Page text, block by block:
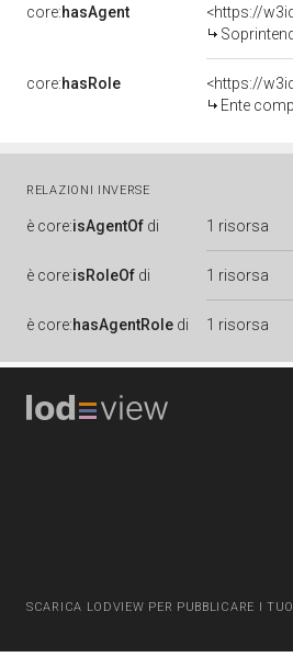
core:hasAgent
<https://
core:hasRole
<https://
Ente
RELAZIONI INVERSE
è core:isAgentOf di 1 risorsa
è core:isRoleOf di 1 risorsa
è core:hasAgentRole di 1 risorsa
SCARICA LODVIEW PER PUBBLICARE I